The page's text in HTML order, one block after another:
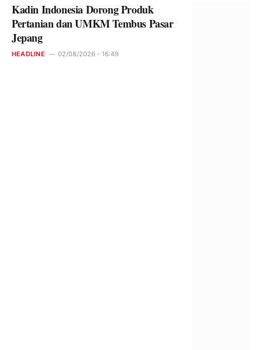
Kadin Indonesia Dorong Produk
Pertanian dan UMKM Tembus Pasar
Jepang
HEADLINE 02/08/2026 - 16:49